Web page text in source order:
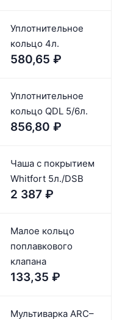
Уплотнительное
кольцо 4л.
580,65 ₽
Уплотнительное
кольцо QDL 5/6л.
856,80 ₽
Чaшa c покрытием
Whitfort 5л./DSB
2 387 ₽
Малое кольцо
поплавкового
клапана
133,35 ₽
Мультиварка ARC–